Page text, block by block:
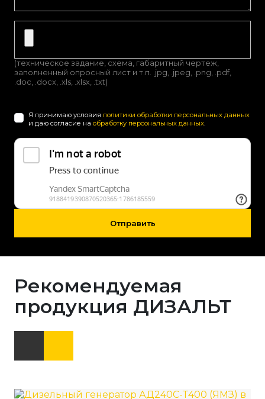
(техническое задание, схема, габаритный чертеж,
заполненный опросный лист и т.п. .jpg, .jpeg, .png, .pdf,
.doc, .docx, .xls, .xlsx, .txt)
Я принимаю условия политики обработки персональных данных
и даю согласие на обработку персональных данных.
Отправить
Рекомендуемая
продукция ДИЗАЛЬТ